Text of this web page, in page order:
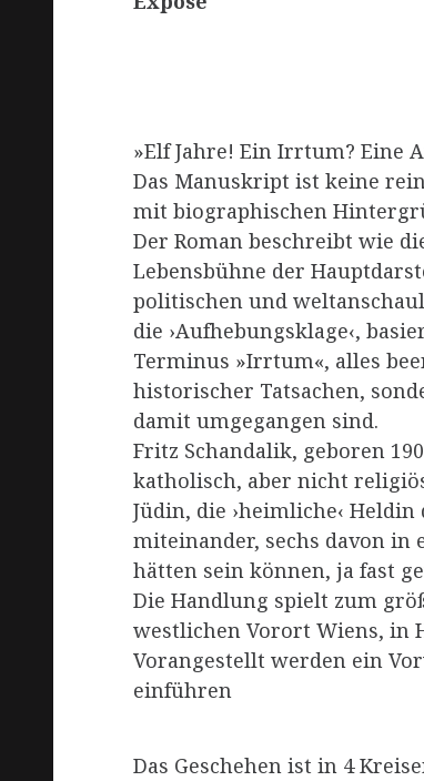
»Elf Jahre! Ein Irrtum? Eine
Das Manuskript ist keine
mit biographischen
Der Roman beschreibt wie
Lebensbühne der
politischen und
die ›Aufhebungsklage‹,
Terminus »Irrtum«, alles
historischer Tatsachen,
damit umgegangen sind.
Fritz Schandalik, geboren
katholisch, aber nicht
Jüdin, die ›heimliche‹
miteinander, sechs davon in
hätten sein können, ja fast
Die Handlung spielt zum
westlichen Vorort Wiens, in
Vorangestellt werden ein
einführen
Das Geschehen ist in 4